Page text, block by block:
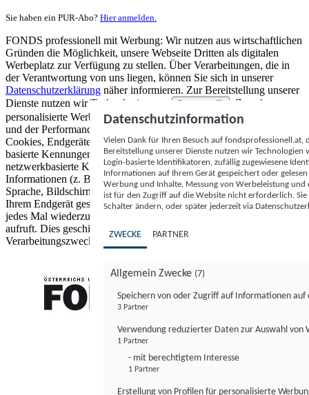
Sie haben ein PUR-Abo? Hier anmelden.
FONDS professionell mit Werbung: Wir nutzen aus wirtschaftlichen
Gründen die Möglichkeit, unsere Webseite Dritten als digitalen
Werbeplatz zur Verfügung zu stellen. Über Verarbeitungen, die in
der Verantwortung von uns liegen, können Sie sich in unserer
Datenschutzerklärung näher informieren. Zur Bereitstellung unserer
Dienste nutzen wir Technologien von
Partnern (5)
. Zwecke:
personalisierte Werbung und Inhalte, Messung von Werbeleistung
und der Performance von Inhalten sowie Zielgruppenforschung.
Cookies, Endgeräte- oder ähnliche Online-Kennungen (z. B. login-
basierte Kennungen, zufällig generierte Kennungen,
netzwerkbasierte Kennungen) können zusammen mit anderen
Informationen (z. B. Browsertyp und Browserinformationen,
Sprache, Bildschirmgröße, unterstützte Technologien usw.) auf
Ihrem Endgerät gespeichert oder von dort ausgelesen werden, um es
jedes Mal wiederzuerkennen, wenn es eine App oder einer Webseite
aufruft. Dies geschieht für einen oder mehrere der hier aufgeführten
Verarbeitungszwecke.
Datenschutzinformation
Vielen Dank für Ihren Besuch auf
Bereitstellung unserer Dienste nutzen wir Technologien
Login-basierte Identifikatoren, zufällig zugewiesene
Informationen auf Ihrem Gerät gespeichert oder
Werbung und Inhalte, Messung von Werbeleistung
ist für den Zugriff auf die Website nicht erforderlich.
Schalter ändern, oder später jederzeit via
ZWECKE PARTNER
Allgemein Zwecke (7)
Speichern von oder Zugriff auf Informationen auf
3 Partner
Verwendung reduzierter Daten zur Auswahl von
1 Partner
- mit berechtigtem Interesse
1 Partner
Erstellung von Profilen für personalisierte
FONDS professionell